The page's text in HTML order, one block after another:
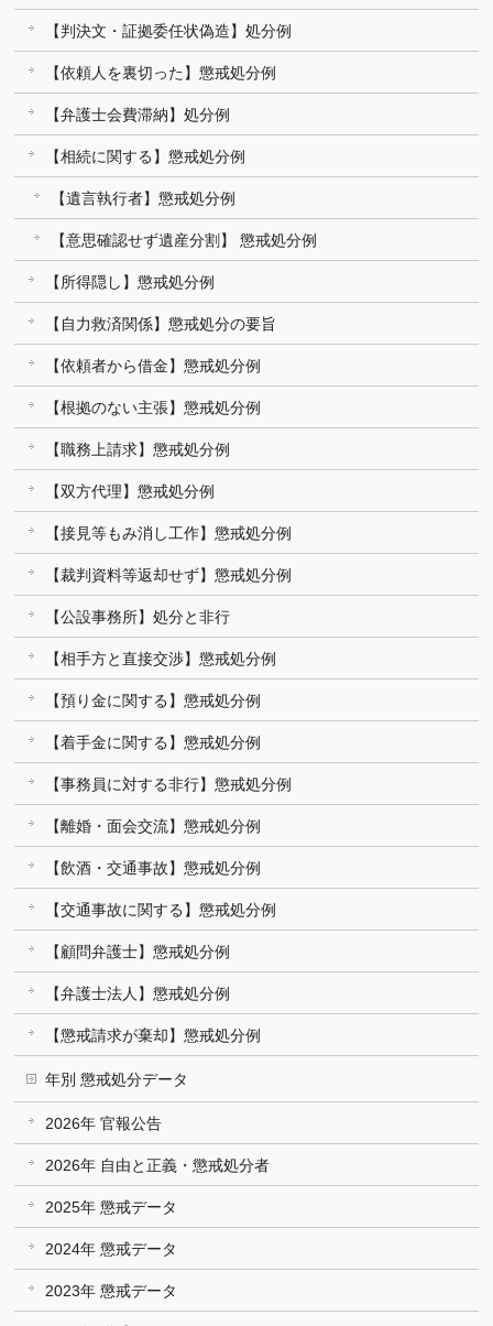
【判決文・証拠委任状偽造】処分例
【依頼人を裏切った】懲戒処分例
【弁護士会費滞納】処分例
【相続に関する】懲戒処分例
【遺言執行者】懲戒処分例
【意思確認せず遺産分割】 懲戒処分例
【所得隠し】懲戒処分例
【自力救済関係】懲戒処分の要旨
【依頼者から借金】懲戒処分例
【根拠のない主張】懲戒処分例
【職務上請求】懲戒処分例
【双方代理】懲戒処分例
【接見等もみ消し工作】懲戒処分例
【裁判資料等返却せず】懲戒処分例
【公設事務所】処分と非行
【相手方と直接交渉】懲戒処分例
【預り金に関する】懲戒処分例
【着手金に関する】懲戒処分例
【事務員に対する非行】懲戒処分例
【離婚・面会交流】懲戒処分例
【飲酒・交通事故】懲戒処分例
【交通事故に関する】懲戒処分例
【顧問弁護士】懲戒処分例
【弁護士法人】懲戒処分例
【懲戒請求が棄却】懲戒処分例
年別 懲戒処分データ
2026年 官報公告
2026年 自由と正義・懲戒処分者
2025年 懲戒データ
2024年 懲戒データ
2023年 懲戒データ